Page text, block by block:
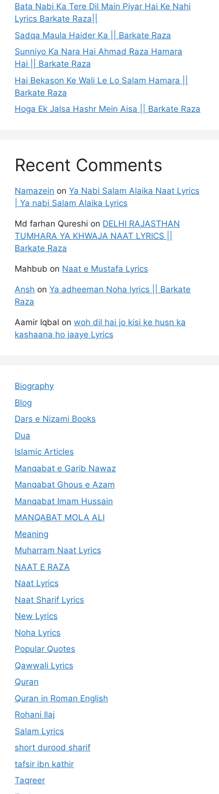
Bata Nabi Ka Tere Dil Main Piyar Hai Ke Nahi
Lyrics Barkate Raza||
Sadqa Maula Haider Ka || Barkate Raza
Sunniyo Ka Nara Hai Ahmad Raza Hamara
Hai || Barkate Raza
Hai Bekason Ke Wali Le Lo Salam Hamara ||
Barkate Raza
Hoga Ek Jalsa Hashr Mein Aisa || Barkate Raza
Recent Comments
Namazein on Ya Nabi Salam Alaika Naat Lyrics
| Ya nabi Salam Alaika Lyrics
Md farhan Qureshi on DELHI RAJASTHAN
TUMHARA YA KHWAJA NAAT LYRICS ||
Barkate Raza
Mahbub on Naat e Mustafa Lyrics
Ansh on Ya adheeman Noha lyrics || Barkate
Raza
Aamir Iqbal on woh dil hai jo kisi ke husn ka
kashaana ho jaaye Lyrics
Biography
Blog
Dars e Nizami Books
Dua
Islamic Articles
Manqabat e Garib Nawaz
Manqabat Ghous e Azam
Manqabat Imam Hussain
MANQABAT MOLA ALI
Meaning
Muharram Naat Lyrics
NAAT E RAZA
Naat Lyrics
Naat Sharif Lyrics
New Lyrics
Noha Lyrics
Popular Quotes
Qawwali Lyrics
Quran
Quran in Roman English
Rohani Ilaj
Salam Lyrics
short durood sharif
tafsir ibn kathir
Taqreer